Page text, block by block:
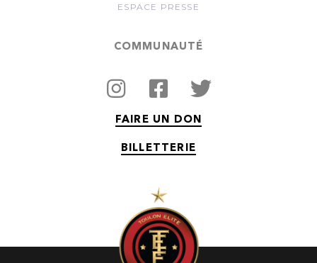
ESPACE PRESSE
COMMUNAUTÉ
FAIRE UN DON
BILLETTERIE